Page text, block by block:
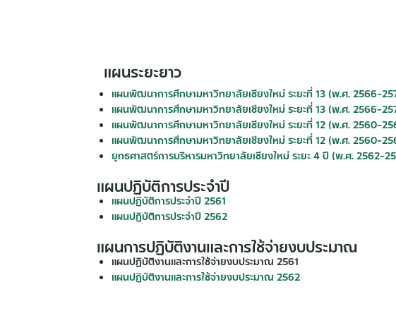
แผนระยะยาว
แผนพัฒนาการศึกษามหาวิทยาลัยเชียงใหม่ ระยะที่ 13 (พ.ศ. 2566-
แผนพัฒนาการศึกษามหาวิทยาลัยเชียงใหม่ ระยะที่ 13 (พ.ศ. 2566-
แผนพัฒนาการศึกษามหาวิทยาลัยเชียงใหม่ ระยะที่ 12 (พ.ศ. 2560-
แผนพัฒนาการศึกษามหาวิทยาลัยเชียงใหม่ ระยะที่ 12 (พ.ศ. 2560-
ยุทธศาสตร์การบริหารมหาวิทยาลัยเชียงใหม่ ระยะ 4 ปี (พ.ศ. 2562-
แผนปฏิบัติการประจำปี
แผนปฏิบัติการประจำปี 2561
แผนปฏิบัติการประจำปี 2562
แผนการปฏิบัติงานและการใช้จ่ายงบประมาณ
แผนปฏิบัติงานและการใช้จ่ายงบประมาณ 2561
แผนปฏิบัติงานและการใช้จ่ายงบประมาณ 2562